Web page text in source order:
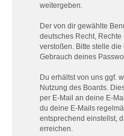
weitergeben.
Der von dir gewählte
deutsches Recht,
verstoßen. Bitte stelle
Gebrauch deines
Du erhältst von uns ggf.
Nutzung des Boards.
per E-Mail an deine E-
du deine E-Mails
entsprechend einstellst,
erreichen.